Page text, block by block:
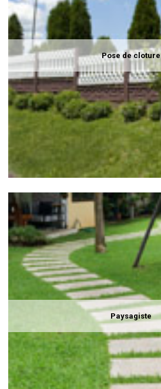
Pose de cloture
Paysagiste